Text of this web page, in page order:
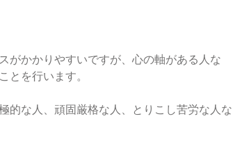
がかかりやすいですが、心の軸がある人な
とを行います。
的な人、頑固厳格な人、とりこし苦労な人な